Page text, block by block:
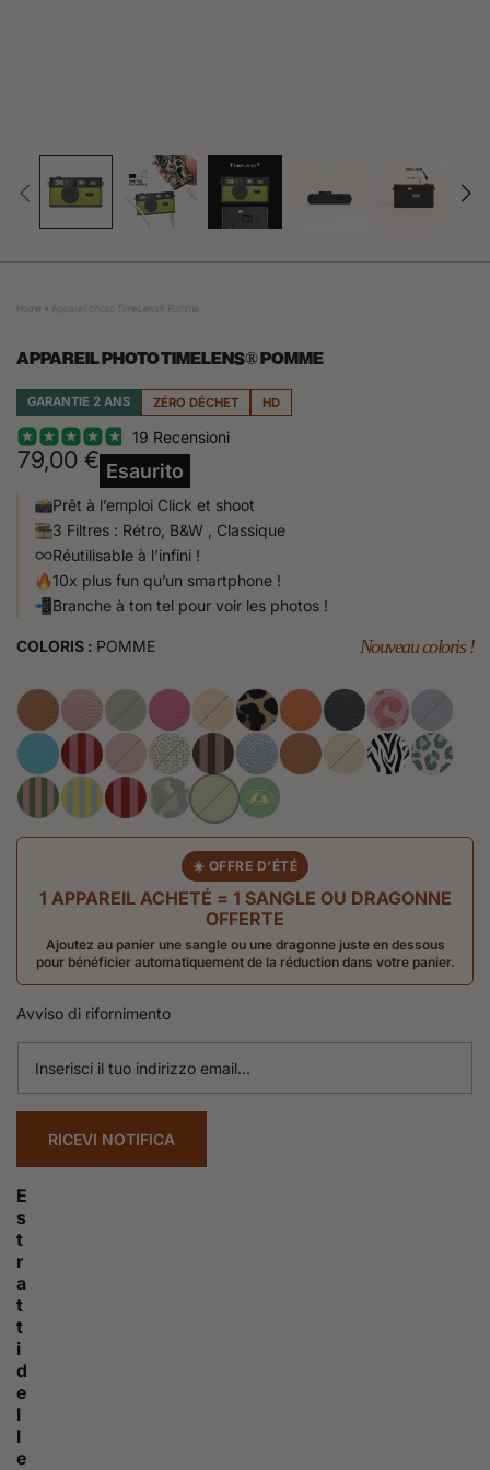
Home Appareil photo TimeLens® Pomme
APPAREIL PHOTO TIMELENS® POMME
GARANTIE 2 ANS ZÉRO DÉCHET HD
19 Recensioni
79,00 € Esaurito
Prêt à l’emploi Click et shoot
3 Filtres : Rétro, B&W , Classique
Réutilisable à l’infini !
10x plus fun qu’un smartphone !
Branche à ton tel pour voir les photos !
COLORIS : POMME Nouveau coloris !
☀️ OFFRE D’ÉTÉ
1 APPAREIL ACHETÉ = 1 SANGLE OU DRAGONNE
OFFERTE
Ajoutez au panier une sangle ou une dragonne juste en dessous
pour bénéficier automatiquement de la réduction dans votre panier.
Avviso di rifornimento
RICEVI NOTIFICA
E
s
t
r
a
t
t
i
d
e
l
l
e